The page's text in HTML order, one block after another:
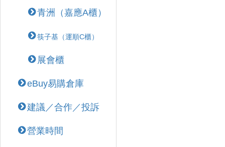
青洲（嘉應A櫃）
筷子基（運順C櫃）
展會櫃
eBuy易購倉庫
建議／合作／投訴
營業時間